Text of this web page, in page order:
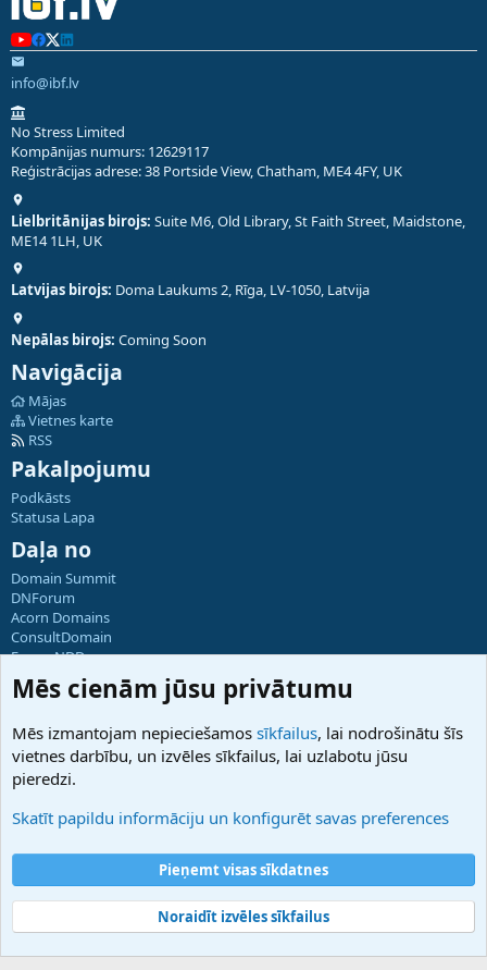
info@ibf.lv
No Stress Limited
Kompānijas numurs: 12629117
Reģistrācijas adrese: 38 Portside View, Chatham, ME4 4FY, UK
Lielbritānijas birojs: Suite M6, Old Library, St Faith Street, Maidstone,
ME14 1LH, UK
Latvijas birojs: Doma Laukums 2, Rīga, LV-1050, Latvija
Nepālas birojs: Coming Soon
Navigācija
Mājas
Vietnes karte
RSS
Pakalpojumu
Podkāsts
Statusa Lapa
Daļa no
Domain Summit
DNForum
Acorn Domains
ConsultDomain
ForumNDD
Domainforum.ro
27.be
Hostmaria
Atbalsts
Palīdzība
Noteikumi un nosacījumi
Privātuma politika
Community platform by XenForo® © 2010-2025 XenForo Ltd.
Mēs cienām jūsu privātumu
Mēs izmantojam nepieciešamos sīkfailus, lai nodrošinātu šīs
vietnes darbību, un izvēles sīkfailus, lai uzlabotu jūsu
pieredzi.
Skatīt papildu informāciju un konfigurēt savas preferences
Pieņemt visas sīkdatnes
Noraidīt izvēles sīkfailus